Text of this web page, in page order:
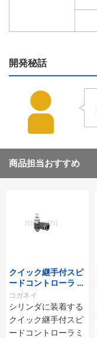
開発秘話
商品担当おすすめ
クイック継手付スピ
ードコントローラ ス
タンダードタイプ S
C□-M・SS□-Mシ
リーズ
コガネイ
シリンダに装着する
クイック継手付スピ
ードコントローラミ